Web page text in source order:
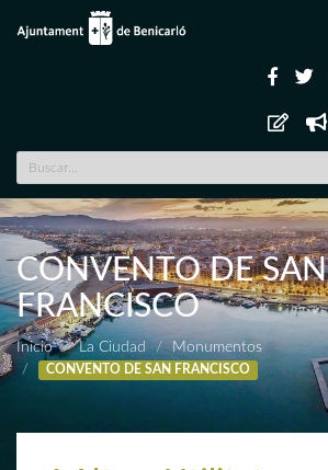
CONVENTO DE SAN
FRANCISCO
Inicio La Ciudad Monumentos
CONVENTO DE SAN FRANCISCO